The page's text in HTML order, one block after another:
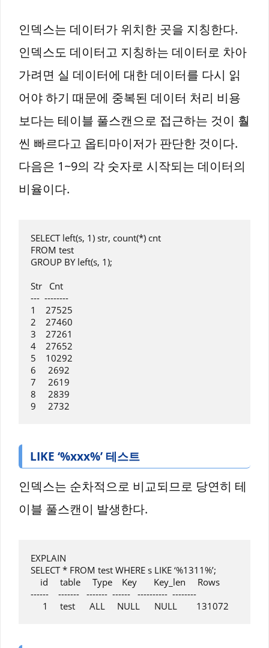
인덱스는 데이터가 위치한 곳을 지칭한다.
인덱스도 데이터고 지칭하는 데이터로 차아
가려면 실 데이터에 대한 데이터를 다시 읽
어야 하기 때문에 중복된 데이터 처리 비용
보다는 테이블 풀스캔으로 접근하는 것이 훨
씬 빠르다고 옵티마이저가 판단한 것이다.
다음은 1~9의 각 숫자로 시작되는 데이터의
비율이다.
SELECT left(s, 1) str, count(*) cnt
FROM test
GROUP BY left(s, 1);
Str   Cnt
---  --------
1    27525
2    27460
3    27261
4    27652
5    10292
6     2692
7     2619
8     2839
LIKE ‘%xxx%’ 테스트
인덱스는 순차적으로 비교되므로 당연히 테
이블 풀스캔이 발생한다.
EXPLAIN
SELECT * FROM test WHERE s LIKE ‘%1311%’;
------    -------   -------  ------   ----------  --------